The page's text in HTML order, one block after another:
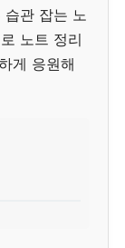
습관 잡는 노
노트 정리
게 응원해